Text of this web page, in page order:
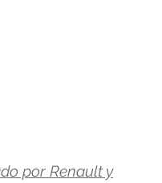
por Renault y